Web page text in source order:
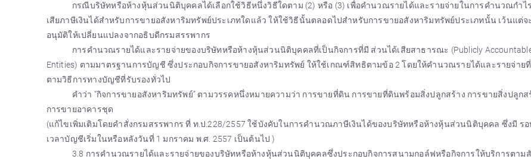
กรณีบริษัทหรือห้างหุ้นส่วนนิติบุคคลได้เลือกใช้วิธีหนึ่งวิธีใดตาม (2) หรือ (3) เพื่อคำนวณรายได้และรายจ่ายในการคำนวณกำไ
เสียภาษีเงินได้สำหรับการขายอสังหาริมทรัพย์ประเภทใดแล้ว ให้ใช้วิธีนั้นตลอดไปสำหรับการขายอสังหาริมทรัพย์ประเภทนั้น เว้นแต่จ
อนุมัติให้เปลี่ยนแปลงจากอธิบดีกรมสรรพากร
การคำนวณรายได้และรายจ่ายของบริษัทหรือห้างหุ้นส่วนนิติบุคคลที่เป็นกิจการที่มี ส่วนได้เสียสาธารณะ (Publicly
Entities) ตามมาตรฐานการบัญชี ซึ่งประกอบกิจการขายอสังหาริมทรัพย์ ให้ใช้เกณฑ์สิทธิตามข้อ 2 โดยให้คำนวณรายได้และรายจ่ายที่
ตามวิธีการทางบัญชีที่รับรองทั่วไป
คำว่า “กิจการขายอสังหาริมทรัพย์” ตามวรรคหนึ่งหมายความว่า การขายที่ดิน การขายที่ดินพร้อมสิ่งปลูกสร้าง การขายสิ่งปลูกส
การขายอาคารชุด
(แก้ไขเพิ่มเติมโดยคำสั่งกรมสรรพากร ที่ ท.ป.228/2557 ใช้บังคับในการคำนวณภาษีเงินได้ของบริษัทหรือห้างหุ้นส่วนนิติบุคคล ซึ่งมี รอ
เวลาบัญชีเริ่มในหรือหลังวันที่ 1 มกราคม พ.ศ. 2557 เป็นต้นไป )
3.8 การคำนวณรายได้และรายจ่ายของบริษัทหรือห้างหุ้นส่วนนิติบุคคลซึ่งประกอบกิจการสนามกอล์ฟหรือกิจการให้บริการตา